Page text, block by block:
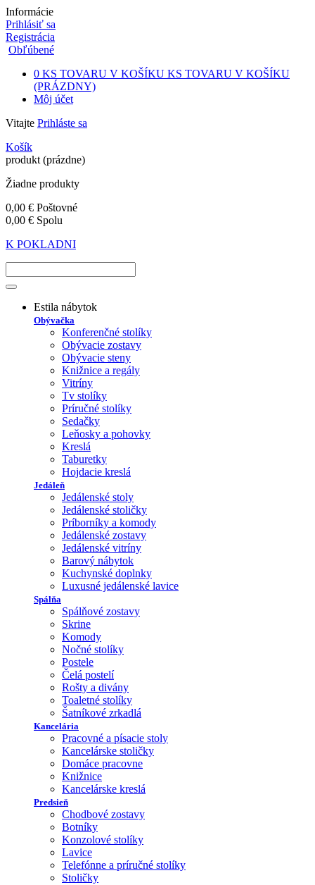
Informácie
Prihlásiť sa
Registrácia
Obľúbené
0 KS TOVARU V KOŠÍKU KS TOVARU V KOŠÍKU
(PRÁZDNY)
Môj účet
Vitajte Prihláste sa
Košík
produkt (prázdne)
Žiadne produkty
0,00 € Poštovné
0,00 € Spolu
K POKLADNI
Estila nábytok
Obývačka
Konferenčné stolíky
Obývacie zostavy
Obývacie steny
Knižnice a regály
Vitríny
Tv stolíky
Príručné stolíky
Sedačky
Leňosky a pohovky
Kreslá
Taburetky
Hojdacie kreslá
Jedáleň
Jedálenské stoly
Jedálenské stoličky
Príborníky a komody
Jedálenské zostavy
Jedálenské vitríny
Barový nábytok
Kuchynské doplnky
Luxusné jedálenské lavice
Spálňa
Spálňové zostavy
Skrine
Komody
Nočné stolíky
Postele
Čelá postelí
Rošty a divány
Toaletné stolíky
Šatníkové zrkadlá
Kancelária
Pracovné a písacie stoly
Kancelárske stoličky
Domáce pracovne
Knižnice
Kancelárske kreslá
Predsieň
Chodbové zostavy
Botníky
Konzolové stolíky
Lavice
Telefónne a príručné stolíky
Stoličky